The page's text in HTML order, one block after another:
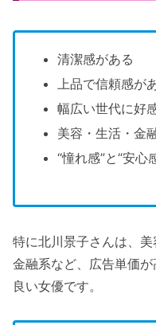
清潔感がある
上品で信頼感が
幅広い世代に好
美容・生活・金
“憧れ感”と“安心
特に北川景子さんは、
金融系など、広告単価
良い女優です。